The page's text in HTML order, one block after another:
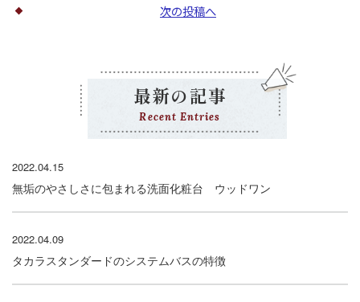
次の投稿へ
最新の記事
Recent Entries
2022.04.15
無垢のやさしさに包まれる洗面化粧台 ウッドワン
2022.04.09
タカラスタンダードのシステムバスの特徴